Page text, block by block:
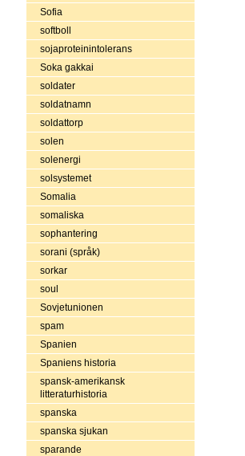
Sofia
softboll
sojaproteinintolerans
Soka gakkai
soldater
soldatnamn
soldattorp
solen
solenergi
solsystemet
Somalia
somaliska
sophantering
sorani (språk)
sorkar
soul
Sovjetunionen
spam
Spanien
Spaniens historia
spansk-amerikansk
litteraturhistoria
spanska
spanska sjukan
sparande